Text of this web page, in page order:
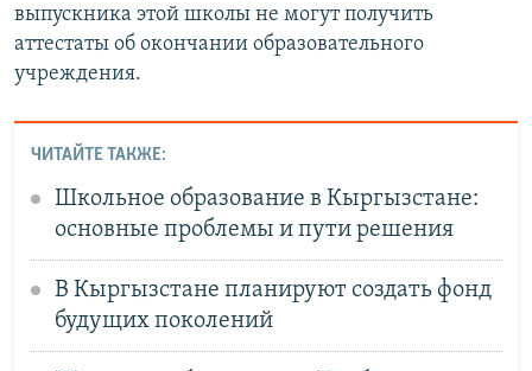
выпускника этой школы не могут получить
аттестаты об окончании образовательного
учреждения.
ЧИТАЙТЕ ТАКЖЕ:
Школьное образование в Кыргызстане:
основные проблемы и пути решения
В Кыргызстане планируют создать фонд
будущих поколений